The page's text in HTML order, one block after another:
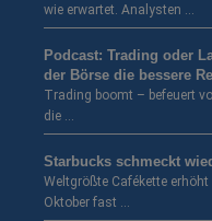
wie erwartet. Analysten …
Podcast: Trading oder
der Börse die bessere
Trading boomt – befeuert
die …
Starbucks schmeckt
Weltgrößte Cafékette
Oktober fast …